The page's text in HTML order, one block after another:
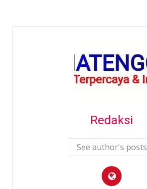
Redaksi
See author's posts